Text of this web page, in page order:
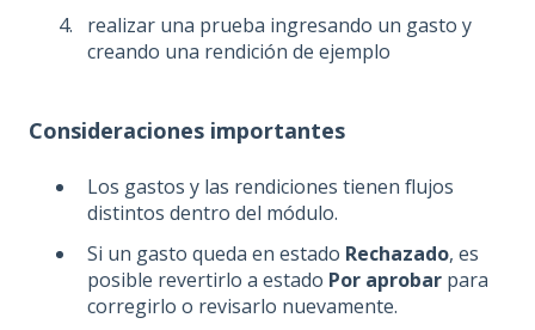
realizar una prueba ingresando un gasto y
creando una rendición de ejemplo
Consideraciones importantes
Los gastos y las rendiciones tienen flujos
distintos dentro del módulo.
Si un gasto queda en estado Rechazado, es
posible revertirlo a estado Por aprobar para
corregirlo o revisarlo nuevamente.